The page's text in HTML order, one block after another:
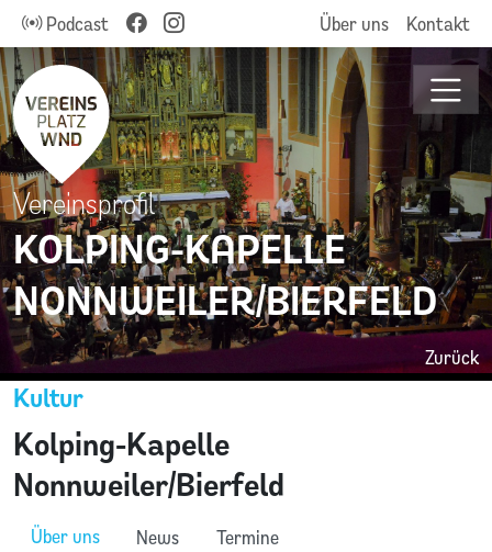
Podcast Über uns Kontakt
KOLPING-KAPELLE
NONNWEILER/BIERFELD
Vereinsprofil
Zurück
Kolping-Kapelle
Nonnweiler/Bierfeld
Kultur
Über uns News Termine